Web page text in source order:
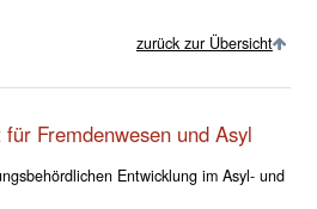
zurück zur Übersicht
Fremdenwesen und Asyl
Entwicklung im Asyl- und